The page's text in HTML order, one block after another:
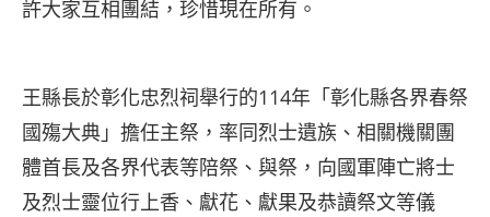
許大家互相團結，珍惜現在所有。
王縣長於彰化忠烈祠舉行的114年「彰化縣各界春祭
國殤大典」擔任主祭，率同烈士遺族、相關機關團
體首長及各界代表等陪祭、與祭，向國軍陣亡將士
及烈士靈位行上香、獻花、獻果及恭讀祭文等儀